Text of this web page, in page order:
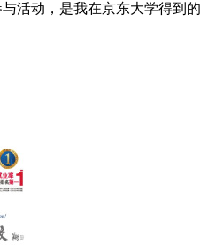
活动，是我在京东大学得到的